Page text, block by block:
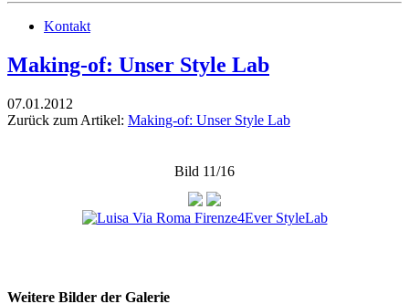
Kontakt
Making-of: Unser Style Lab
07.01.2012
Zurück zum Artikel: Making-of: Unser Style Lab
Bild 11/16
Weitere Bilder der Galerie